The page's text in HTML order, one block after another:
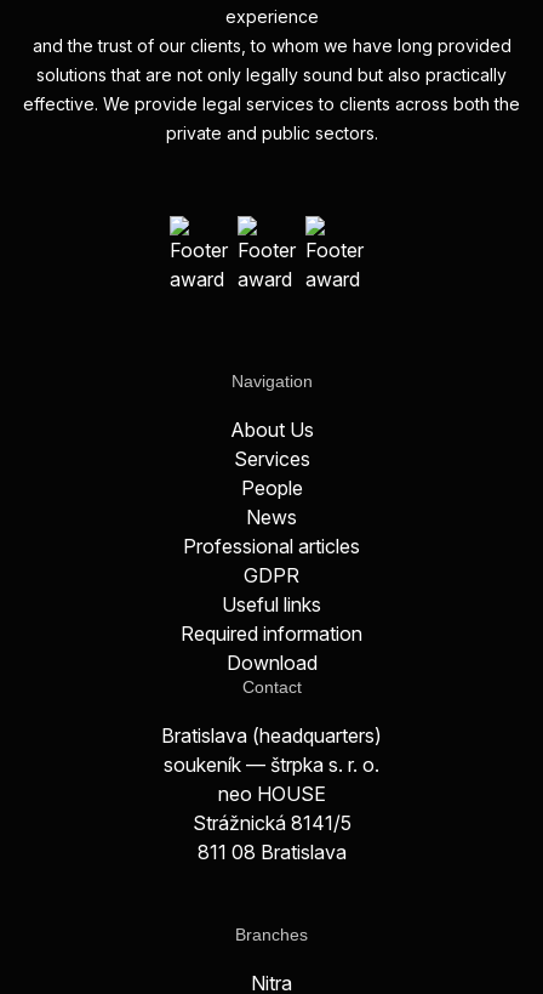
experience
and the trust of our clients, to whom we have long provided
solutions that are not only legally sound but also practically
effective. We provide legal services to clients across both the
private and public sectors.
Navigation
About Us
Services
People
News
Professional articles
GDPR
Useful links
Required information
Download
Contact
Bratislava (headquarters)
soukeník — štrpka s. r. o.
neo HOUSE
Strážnická 8141/5
811 08 Bratislava
Branches
Nitra